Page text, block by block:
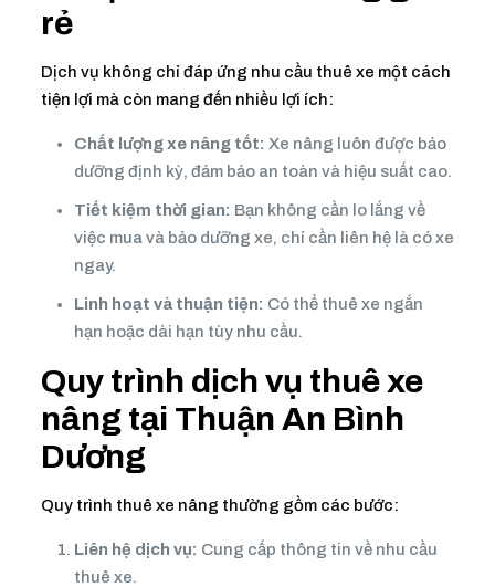
rẻ
Dịch vụ không chỉ đáp ứng nhu cầu thuê xe một cách
tiện lợi mà còn mang đến nhiều lợi ích:
Chất lượng xe nâng tốt: Xe nâng luôn được bảo
dưỡng định kỳ, đảm bảo an toàn và hiệu suất cao.
Tiết kiệm thời gian: Bạn không cần lo lắng về
việc mua và bảo dưỡng xe, chỉ cần liên hệ là có xe
ngay.
Linh hoạt và thuận tiện: Có thể thuê xe ngắn
hạn hoặc dài hạn tùy nhu cầu.
Quy trình dịch vụ thuê xe
nâng tại Thuận An Bình
Dương
Quy trình thuê xe nâng thường gồm các bước:
Liên hệ dịch vụ: Cung cấp thông tin về nhu cầu
thuê xe.